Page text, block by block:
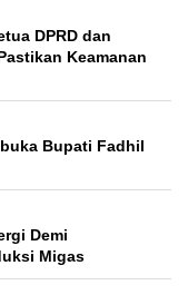
DPRD dan
Keamanan
Bupati Fadhil
Demi
Migas